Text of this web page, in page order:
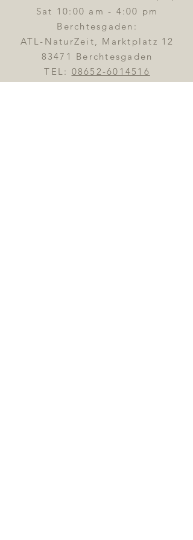
Sat 10:00 am - 4:00 pm
Berchtesgaden:
ATL-NaturZeit, Marktplatz 12
83471 Berchtesgaden
TEL: 08652-6014516